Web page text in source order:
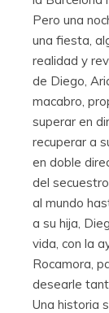
Pero una
una fiesta,
realidad y
de Diego,
macabro,
superar en
recuperar a
en doble
del
al mundo
a su hija,
vida, con la
Rocamora,
desearle
Una historia